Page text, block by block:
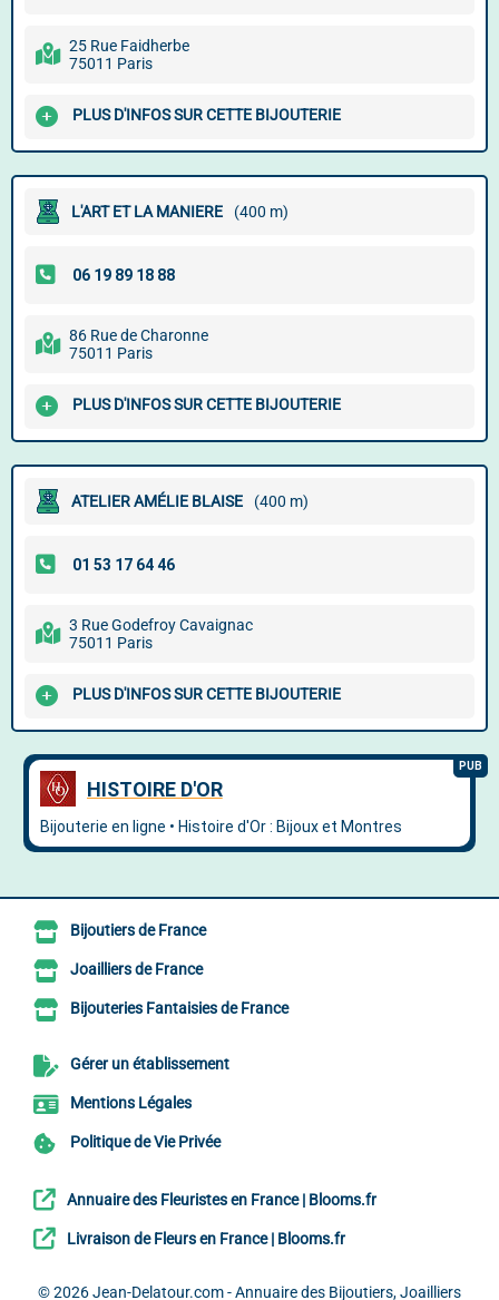
25 Rue Faidherbe
75011 Paris
PLUS D'INFOS SUR CETTE BIJOUTERIE
L'ART ET LA MANIERE (400 m)
86 Rue de Charonne
75011 Paris
PLUS D'INFOS SUR CETTE BIJOUTERIE
ATELIER AMÉLIE BLAISE (400 m)
3 Rue Godefroy Cavaignac
75011 Paris
PLUS D'INFOS SUR CETTE BIJOUTERIE
Bijoutiers de France
Joailliers de France
Bijouteries Fantaisies de France
Gérer un établissement
Mentions Légales
Politique de Vie Privée
Annuaire des Fleuristes en France | Blooms.fr
Livraison de Fleurs en France | Blooms.fr
© 2026Jean-Delatour.com - Annuaire des Bijoutiers, Joailliers